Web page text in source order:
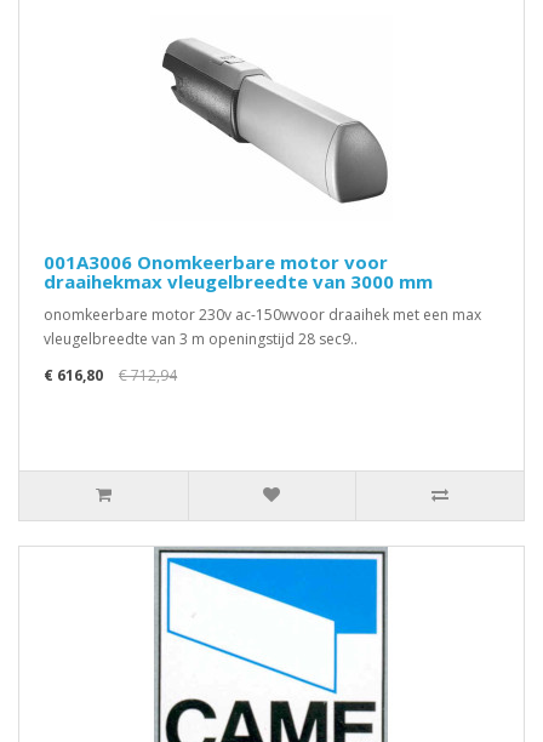
001A3006 Onomkeerbare motor voor
draaihekmax vleugelbreedte van 3000 mm
onomkeerbare motor 230v ac-150wvoor draaihek met een max
vleugelbreedte van 3 m openingstijd 28 sec9..
€ 616,80
€ 712,94